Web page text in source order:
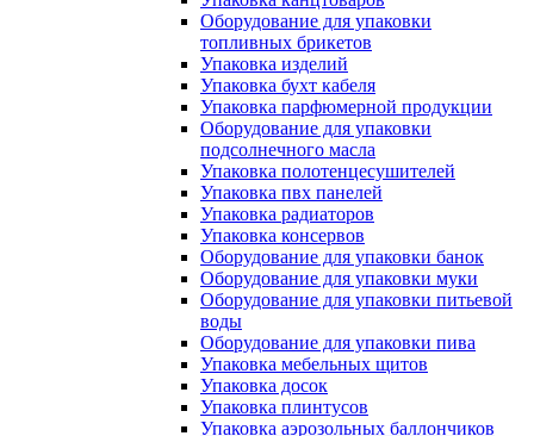
Оборудование для упаковки
топливных брикетов
Упаковка изделий
Упаковка бухт кабеля
Упаковка парфюмерной продукции
Оборудование для упаковки
подсолнечного масла
Упаковка полотенцесушителей
Упаковка пвх панелей
Упаковка радиаторов
Упаковка консервов
Оборудование для упаковки банок
Оборудование для упаковки муки
Оборудование для упаковки питьевой
воды
Оборудование для упаковки пива
Упаковка мебельных щитов
Упаковка досок
Упаковка плинтусов
Упаковка аэрозольных баллончиков